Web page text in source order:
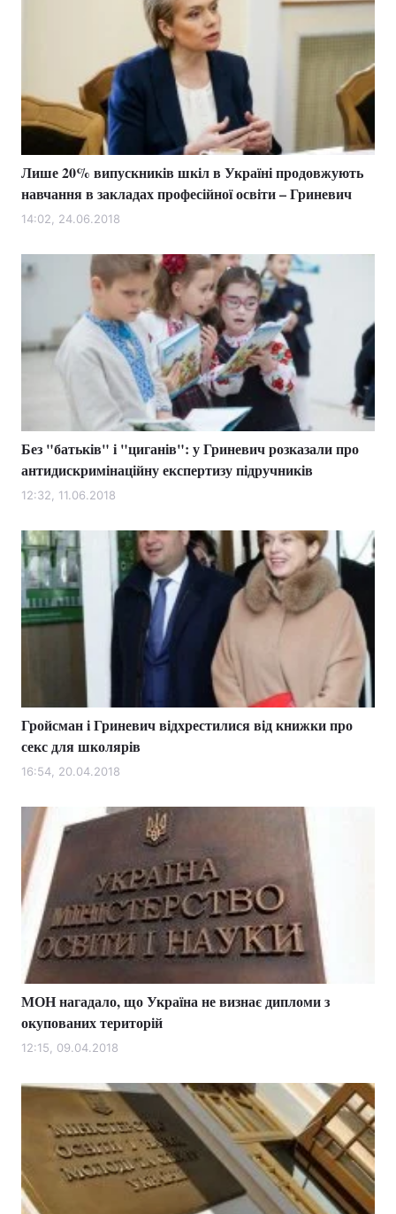
Лише 20% випускників шкіл в Україні продовжують
навчання в закладах професійної освіти – Гриневич
14:02, 24.06.2018
Без "батьків" і "циганів": у Гриневич розказали про
антидискримінаційну експертизу підручників
12:32, 11.06.2018
Гройсман і Гриневич відхрестилися від книжки про
секс для школярів
16:54, 20.04.2018
МОН нагадало, що Україна не визнає дипломи з
окупованих територій
12:15, 09.04.2018